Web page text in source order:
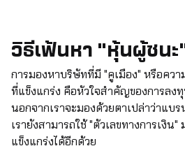
วิธีเฟ้นหา "หุ้นผู้ชน
การมองหาบริษัทที่มี "คูเมือง" หรือควา
ที่แข็งแกร่ง คือหัวใจสำคัญของการล
นอกจากเราจะมองด้วยตาเปล่าว่าแ
เรายังสามารถใช้ "ตัวเลขทางการเงิ
แข็งแกร่งได้อีกด้วย